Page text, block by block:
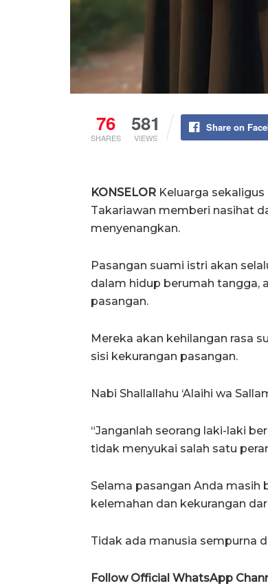
76
SHARES
581
VIEWS
Share on
KONSELOR Keluarga
Takariawan memberi nasihat
menyenangkan.
Pasangan suami istri akan
dalam hidup berumah tangga,
pasangan.
Mereka akan kehilangan rasa
sisi kekurangan pasangan.
Nabi Shallallahu ‘Alaihi wa
“Janganlah seorang laki-laki
tidak menyukai salah satu
Selama pasangan Anda masih
kelemahan dan kekurangan
Tidak ada manusia sempurna
Follow Official WhatsApp